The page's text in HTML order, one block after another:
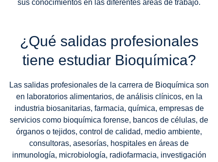
sus conocimientos en las diferentes áreas de trabajo.
¿Qué salidas profesionales
tiene estudiar Bioquímica?
Las salidas profesionales de la carrera de Bioquímica son
en laboratorios alimentarios, de análisis clínicos, en la
industria biosanitarias, farmacia, química, empresas de
servicios como bioquímica forense, bancos de células, de
órganos o tejidos, control de calidad, medio ambiente,
consultoras, asesorías, hospitales en áreas de
inmunología, microbiología, radiofarmacia, investigación